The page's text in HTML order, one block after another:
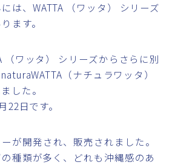
は、WATTA （ワッタ） シリーズ
ます。
（ワッタ） シリーズからさらに別
（ナチュラワッタ）
した。
22日です。
が開発され、販売されました。
種類が多く、どれも沖縄感のあ